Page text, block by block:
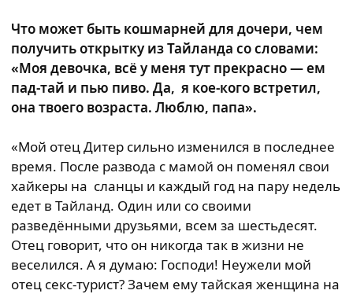
Что может быть кошмарней для дочери, чем
получить открытку из Тайланда со словами:
«Моя девочка, всё у меня тут прекрасно — ем
пад-тай и пью пиво. Да, я кое-кого встретил,
она твоего возраста. Люблю, папа».
«Мой отец Дитер сильно изменился в последнее
время. После развода с мамой он поменял свои
хайкеры на сланцы и каждый год на пару недель
едет в Тайланд. Один или со своими
разведёнными друзьями, всем за шестьдесят.
Отец говорит, что он никогда так в жизни не
веселился. А я думаю: Господи! Неужели мой
отец секс-турист? Зачем ему тайская женщина на